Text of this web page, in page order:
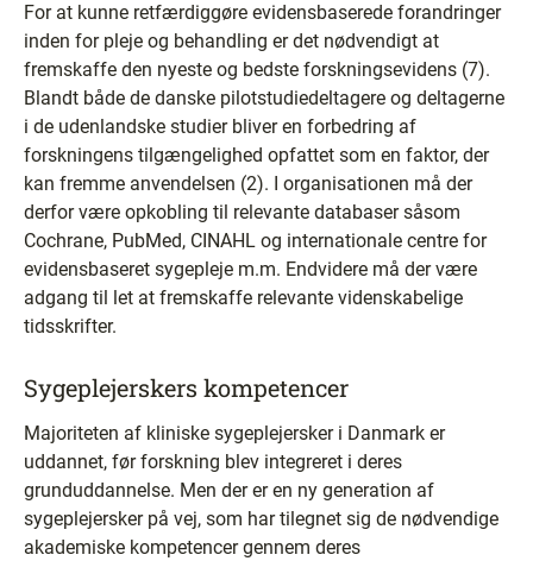
For at kunne retfærdiggøre evidensbaserede forandringer
inden for pleje og behandling er det nødvendigt at
fremskaffe den nyeste og bedste forskningsevidens (7).
Blandt både de danske pilotstudiedeltagere og deltagerne
i de udenlandske studier bliver en forbedring af
forskningens tilgængelighed opfattet som en faktor, der
kan fremme anvendelsen (2). I organisationen må der
derfor være opkobling til relevante databaser såsom
Cochrane, PubMed, CINAHL og internationale centre for
evidensbaseret sygepleje m.m. Endvidere må der være
adgang til let at fremskaffe relevante videnskabelige
tidsskrifter.
Sygeplejerskers kompetencer
Majoriteten af kliniske sygeplejersker i Danmark er
uddannet, før forskning blev integreret i deres
grunduddannelse. Men der er en ny generation af
sygeplejersker på vej, som har tilegnet sig de nødvendige
akademiske kompetencer gennem deres